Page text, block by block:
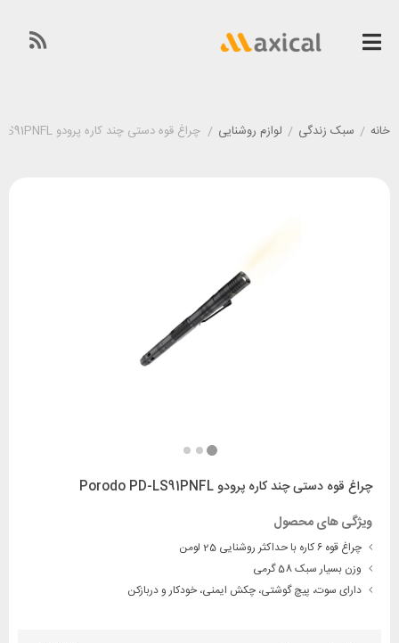
خانه / سبک زندگی / لوازم روشنایی / چراغ قوه دستی چند کاره پرودو Porodo PD-LS91PNFL
چراغ قوه دستی چند کاره پرودو Porodo PD-LS91PNFL
ویژگی های محصول
چراغ قوه ۶ کاره با حداکثر روشنایی 25 لومن
وزن بسیار سبک 58 گرمی
دارای سوت، پیچ گوشتی، چکش ایمنی، خودکار و دربازکن